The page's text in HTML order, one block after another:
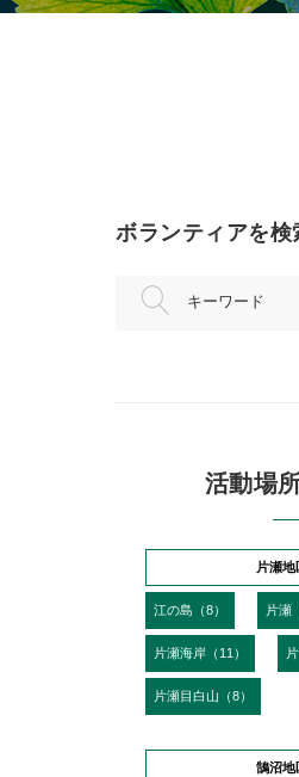
ボランティアを検
キーワード
活動場
片瀬地
江の島（8） 片瀬
片瀬海岸（11）
片瀬目白山（8）
鵠沼地